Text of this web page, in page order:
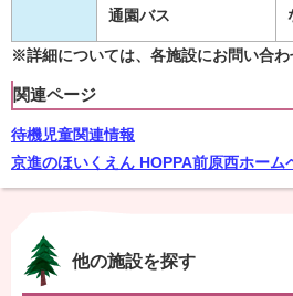
通園バス
※詳細については、各施設にお問い合わ
関連ページ
待機児童関連情報
京進のほいくえん HOPPA前原西ホーム
他の施設を探す